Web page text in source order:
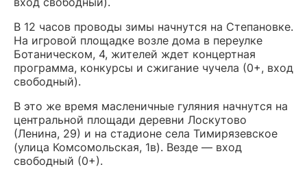
В 12 часов проводы зимы начнутся на Степановке.
На игровой площадке возле дома в переулке
Ботаническом, 4, жителей ждет концертная
программа, конкурсы и сжигание чучела (0+, вход
свободный).
В это же время масленичные гуляния начнутся на
центральной площади деревни Лоскутово
(Ленина, 29) и на стадионе села Тимирязевское
(улица Комсомольская, 1в). Везде — вход
свободный (0+).